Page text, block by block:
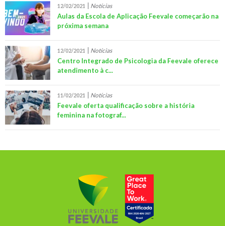
12/02/2021 Notícias
Aulas da Escola de Aplicação Feevale começarão na
próxima semana
12/02/2021 Notícias
Centro Integrado de Psicologia da Feevale oferece
atendimento à c...
11/02/2021 Notícias
Feevale oferta qualificação sobre a história
feminina na fotograf...